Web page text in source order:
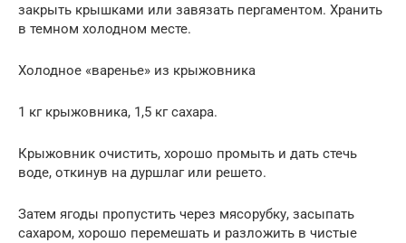
закрыть крышками или завязать пергаментом. Хранить
в темном холодном месте.
Холодное «варенье» из крыжовника
1 кг крыжовника, 1,5 кг сахара.
Крыжовник очистить, хорошо промыть и дать стечь
воде, откинув на дуршлаг или решето.
Затем ягоды пропустить через мясорубку, засыпать
сахаром, хорошо перемешать и разложить в чистые